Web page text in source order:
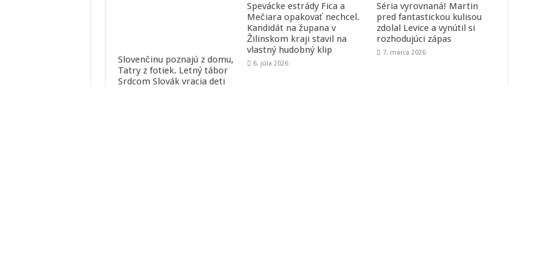
Slovenčinu poznajú z domu,
Tatry z fotiek. Letný tábor
Srdcom Slovák vracia deti
Spevácke estrády Fica a
Mečiara opakovať nechcel.
Kandidát na župana v
Žilinskom kraji stavil na
vlastný hudobný klip
6. júla 2026
Séria vyrovnaná! Martin
pred fantastickou kulisou
zdolal Levice a vynútil si
rozhodujúci zápas
7. marca 2026